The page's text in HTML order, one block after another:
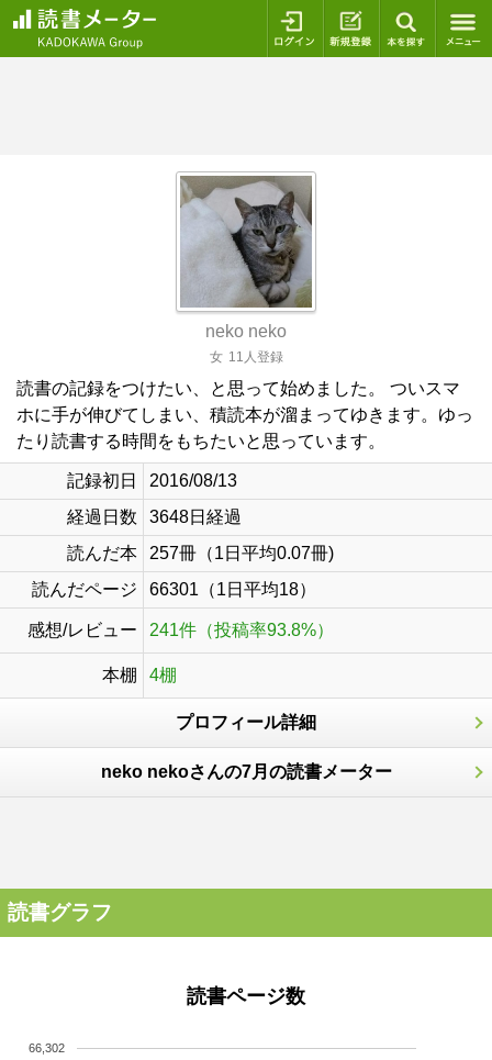
ログイン 新規登録
neko neko
女 11人登録
読書の記録をつけたい、と思って始めました。 ついスマ
ホに手が伸びてしまい、積読本が溜まってゆきます。ゆっ
たり読書する時間をもちたいと思っています。
記録初日
2016/08/13
経過日数
3648日経過
読んだ本
257冊（1日平均0.07冊)
読んだページ
66301（1日平均18）
感想/レビュー 241件（投稿率93.8%）
本棚 4棚
プロフィール詳細
neko nekoさんの7月の読書メーター
読書グラフ
読書ページ数
66,302